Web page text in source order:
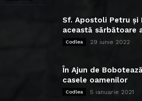
Sf. Apostoli Petru și
această sărbătoare
Codlea 29 iunie 2022
În Ajun de
casele oamenilor
Codlea 5 ianuarie 2021